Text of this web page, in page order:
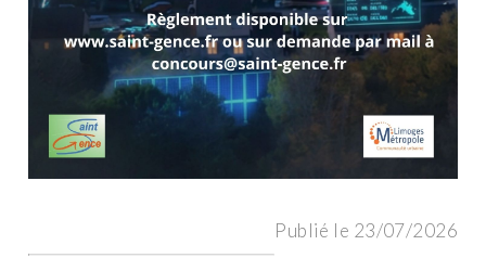
Publié le 23/07/2026